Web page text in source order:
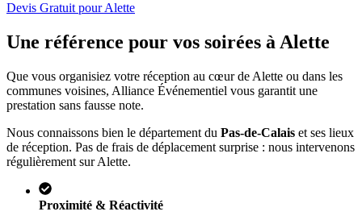
Devis Gratuit pourAlette
Une référence pour vos soirées à Alette
Que vous organisiez votre réception au cœur de Alette ou dans les
communes voisines, Alliance Événementiel vous garantit une
prestation sans fausse note.
Nous connaissons bien le département du Pas-de-Calais et ses lieux
de réception. Pas de frais de déplacement surprise : nous intervenons
régulièrement surAlette.
Proximité & Réactivité